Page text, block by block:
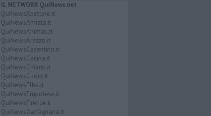
IL NETWORK QuiNews.net
QuiNewsAbetone.it
QuiNewsAmiata.it
QuiNewsAnimali.it
QuiNewsArezzo.it
QuiNewsCasentino.it
QuiNewsCecina.it
QuiNewsChianti.it
QuiNewsCuoio.it
QuiNewsElba.it
QuiNewsEmpolese.it
QuiNewsFirenze.it
QuiNewsGarfagnana.it